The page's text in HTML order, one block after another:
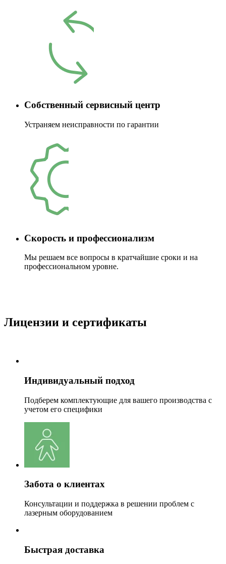
Собственный сервисный центр
Устраняем неисправности по гарантии
Скорость и профессионализм
Мы решаем все вопросы в кратчайшие сроки и на
профессиональном уровне.
Лицензии и сертификаты
Индивидуальный подход
Подберем комплектующие для вашего производства с
учетом его специфики
Забота о клиентах
Консультации и поддержка в решении проблем с
лазерным оборудованием
Быстрая доставка